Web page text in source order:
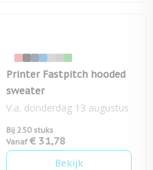
Printer Fastpitch hooded
sweater
V.a. donderdag 13 augustus
Bij 250 stuks
Vanaf € 31,78
Bekijk